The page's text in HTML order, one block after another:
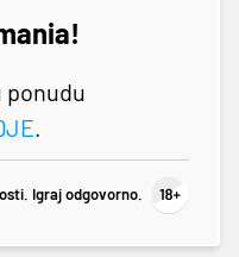
ponudu
.
Igraj odgovorno.